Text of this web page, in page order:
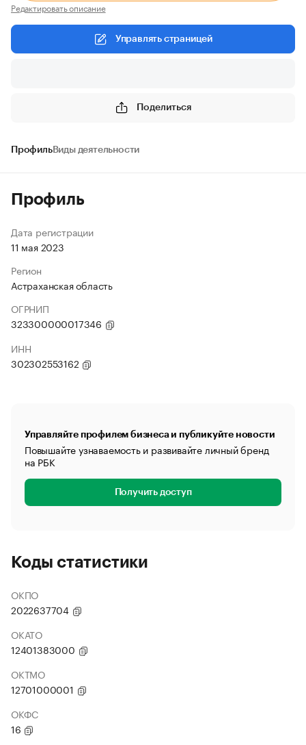
Редактировать описание
Управлять страницей
Поделиться
ПрофильВиды деятельности
Профиль
Дата регистрации
11 мая 2023
Регион
Астраханская область
ОГРНИП
323300000017346
ИНН
302302553162
Управляйте профилем бизнеса и публикуйте новости
Повышайте узнаваемость и развивайте личный бренд
на РБК
Получить доступ
Коды статистики
ОКПО
2022637704
ОКАТО
12401383000
ОКТМО
12701000001
ОКФС
16